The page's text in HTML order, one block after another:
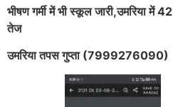
भीषण गर्मी में भी स्कूल जारी,उमरिया में
तेज
उमरिया तपस गुप्ता (7999276090)